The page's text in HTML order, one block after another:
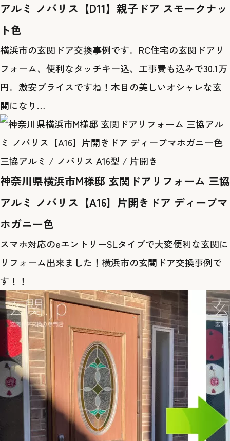
アルミ ノバリス【D11】親子ドア スモークナッ
ト色
横浜市の玄関ドア交換事例です。RC住宅の玄関ドアリ
フォーム、便利なタッチキー込、工事費も込みで30.1万
円。激安プライスですね！木目の美しいオシャレな玄
関になり…
三協アルミ / ノバリス A16型 / 片開き
神奈川県横浜市M様邸 玄関ドアリフォーム 三協
アルミ ノバリス【A16】片開きドア ディープマ
ホガニー色
スマホ対応のeエントリーSLタイプで大変便利な玄関に
リフォーム出来ました！横浜市の玄関ドア交換事例で
す！！